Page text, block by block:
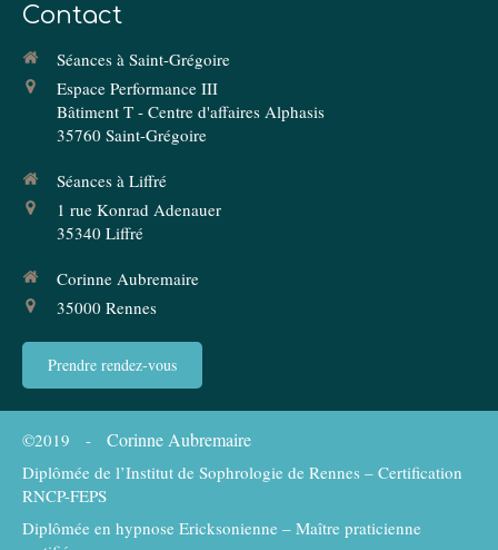
Contact
Séances à Saint-Grégoire
Espace Performance III
Bâtiment T - Centre d'affaires Alphasis
35760 Saint-Grégoire
Séances à Liffré
1 rue Konrad Adenauer
35340 Liffré
Corinne Aubremaire
35000 Rennes
Prendre rendez-vous
©2019 - Corinne Aubremaire
Diplômée de l’Institut de Sophrologie de Rennes – Certification
RNCP-FEPS
Diplômée en hypnose Ericksonienne – Maître praticienne